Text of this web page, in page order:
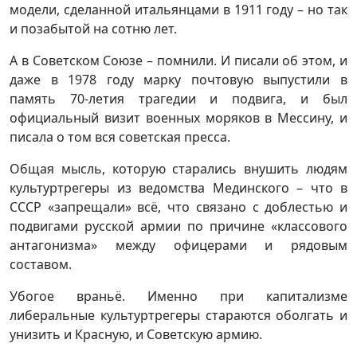
модели, сделанной итальянцами в 1911 году – но так
и позабытой на сотню лет.
А в Советском Союзе – помнили. И писали об этом, и
даже в 1978 году марку почтовую выпустили в
память 70-летия трагедии и подвига, и был
официальный визит военных моряков в Мессину, и
писала о том вся советская пресса.
Общая мысль, которую старались внушить людям
культуртрегеры из ведомства Мединского – что в
СССР «запрещали» всё, что связано с доблестью и
подвигами русской армии по причине «классового
антагонизма» между офицерами и рядовым
составом.
Убогое враньё. Именно при капитализме
либеральные культуртрегеры стараются оболгать и
унизить и Красную, и Советскую армию.